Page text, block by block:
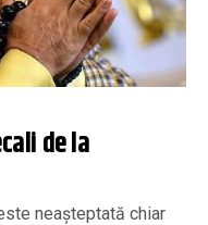
de la
neașteptată chiar